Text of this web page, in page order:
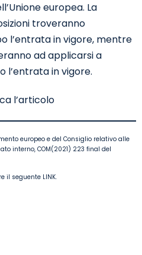
europea. La
troveranno
l’entrata in vigore, mentre
ad applicarsi a
l’entrata in vigore.
l’articolo
europeo e del Consiglio relativo alle
interno, COM(2021) 223 final del
il seguente LINK.